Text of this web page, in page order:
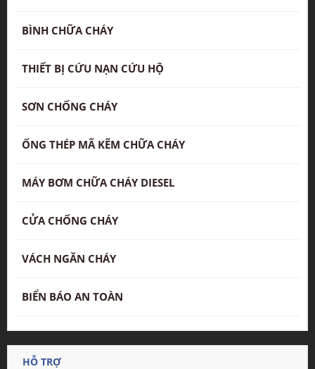
BÌNH CHỮA CHÁY
THIẾT BỊ CỨU NẠN CỨU HỘ
SƠN CHỐNG CHÁY
ỐNG THÉP MÃ KẼM CHỮA CHÁY
MÁY BƠM CHỮA CHÁY DIESEL
CỬA CHỐNG CHÁY
VÁCH NGĂN CHÁY
BIỂN BÁO AN TOÀN
HỖ TRỢ